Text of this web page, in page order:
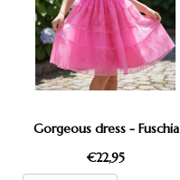
Gorgeous dress - Fuschia
€22,95